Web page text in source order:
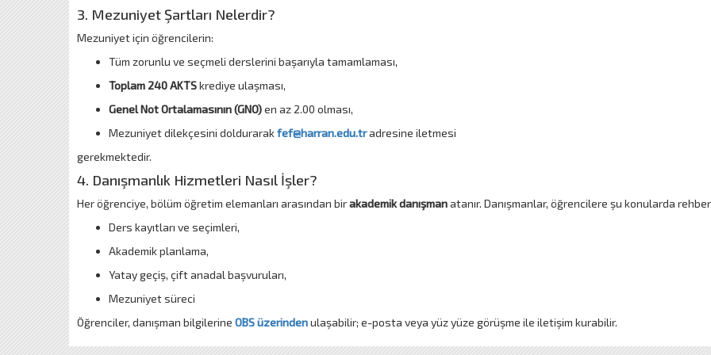
3. Mezuniyet Şartları Nelerdir?
Mezuniyet için öğrencilerin:
Tüm zorunlu ve seçmeli derslerini başarıyla tamamlaması,
Toplam 240 AKTSkrediye ulaşması,
Genel Not Ortalamasının (GNO)en az 2.00 olması,
Mezuniyet dilekçesini doldurarak fef@harran.edu.tradresine iletmesi
gerekmektedir.
4. Danışmanlık Hizmetleri Nasıl İşler?
Her öğrenciye, bölüm öğretim elemanları arasından birakademik danışmanatanır. Danışmanlar, öğrencilere şu konularda
Ders kayıtları ve seçimleri,
Akademik planlama,
Yatay geçiş, çift anadal başvuruları,
Mezuniyet süreci
Öğrenciler, danışman bilgilerine OBS üzerindenulaşabilir; e-posta veya yüz yüze görüşme ile iletişim kurabilir.